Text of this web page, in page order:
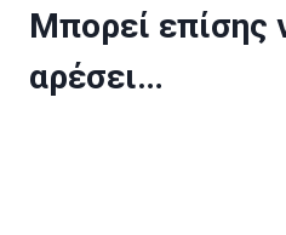
Μπορεί επίσης
αρέσει…